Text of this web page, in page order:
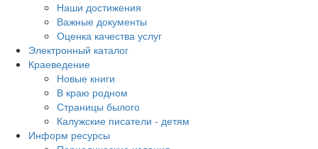
Наши достижения
Важные документы
Оценка качества услуг
Электронный каталог
Краеведение
Новые книги
В краю родном
Страницы былого
Калужские писатели - детям
Информ ресурсы